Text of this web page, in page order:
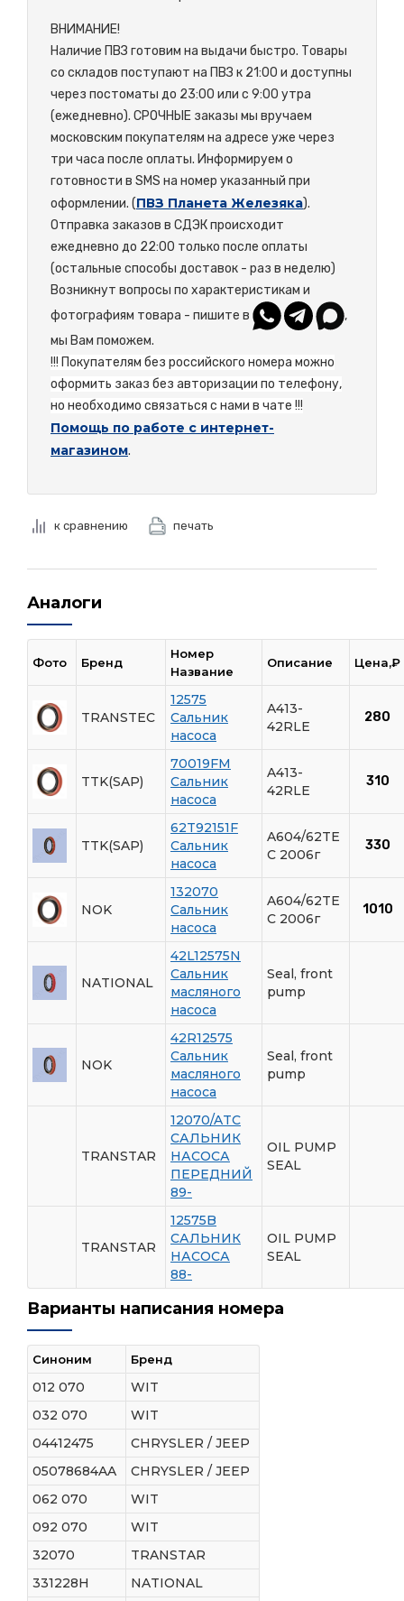
ВНИМАНИЕ!
Наличие ПВЗ готовим на выдачи быстро. Товары
со складов поступают на ПВЗ к 21:00 и доступны
через постоматы до 23:00 или с 9:00 утра
(ежедневно). СРОЧНЫЕ заказы мы вручаем
московским покупателям на адресе уже через
три часа после оплаты. Информируем о
готовности в SMS на номер указанный при
оформлении. (ПВЗ Планета Железяка).
Отправка заказов в СДЭК происходит
ежедневно до 22:00 только после оплаты
(остальные способы доставок - раз в неделю)
Возникнут вопросы по характеристикам и
фотографиям товара - пишите в
,
мы Вам поможем.
!!! Покупателям без российского номера можно
оформить заказ без авторизации по телефону,
но необходимо связаться с нами в чате !!!
Помощь по работе с интернет-
магазином.
к сравнению печать
Аналоги
Фото Бренд
Номер
Название
Описание Цена,₽
TRANSTEC
12575
Сальник
насоса
A413-
42RLE
280
TTK(SAP)
70019FM
Сальник
насоса
A413-
42RLE
310
TTK(SAP)
62T92151F
Сальник
насоса
A604/62TE
C 2006г
330
NOK
132070
Сальник
насоса
A604/62TE
C 2006г
1010
NATIONAL
42L12575N
Сальник
масляного
насоса
Seal, front
pump
NOK
42R12575
Сальник
масляного
насоса
Seal, front
pump
TRANSTAR
12070/ATC
САЛЬНИК
НАСОСА
ПЕРЕДНИЙ
89-
OIL PUMP
SEAL
TRANSTAR
12575B
САЛЬНИК
НАСОСА
88-
OIL PUMP
SEAL
Варианты написания номера
Синоним Бренд
012 070
WIT
032 070
WIT
04412475
CHRYSLER / JEEP
05078684AA
CHRYSLER / JEEP
062 070
WIT
092 070
WIT
32070
TRANSTAR
331228H
NATIONAL